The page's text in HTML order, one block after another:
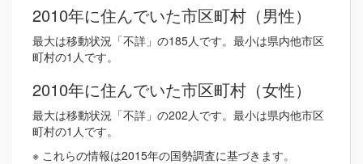
2010年に住んでいた市区町村（男性）
最大は移動状況「不詳」の185人です。最小は県内他市区
町村の1人です。
2010年に住んでいた市区町村（女性）
最大は移動状況「不詳」の202人です。最小は県内他市区
町村の1人です。
※ これらの情報は2015年の国勢調査に基づきます。